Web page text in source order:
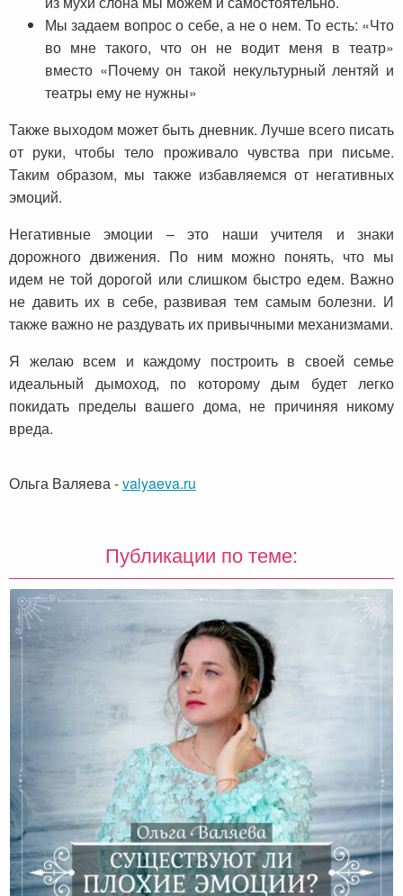
Мы задаем вопрос о себе, а не о нем. То есть: «Что
во мне такого, что он не водит меня в театр»
вместо «Почему он такой некультурный лентяй и
театры ему не нужны»
Также выходом может быть дневник. Лучше всего писать
от руки, чтобы тело проживало чувства при письме.
Таким образом, мы также избавляемся от негативных
эмоций.
Негативные эмоции – это наши учителя и знаки
дорожного движения. По ним можно понять, что мы
идем не той дорогой или слишком быстро едем. Важно
не давить их в себе, развивая тем самым болезни. И
также важно не раздувать их привычными механизмами.
Я желаю всем и каждому построить в своей семье
идеальный дымоход, по которому дым будет легко
покидать пределы вашего дома, не причиняя никому
вреда.
Ольга Валяева-valyaeva.ru
Публикации по теме: